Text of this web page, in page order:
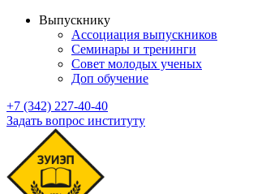
Выпускнику
Ассоциация выпускников
Семинары и тренинги
Совет молодых ученых
Доп обучение
+7 (342) 227-40-40
Задать вопрос институту